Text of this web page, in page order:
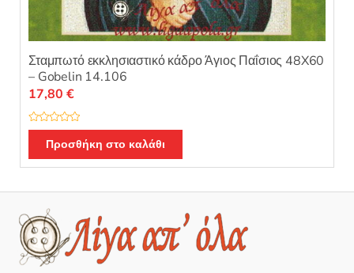
Σταμπωτό εκκλησιαστικό κάδρο Άγιος Παΐσιος 48X60
– Gobelin 14.106
Β
μ
ο
θ
η
κ
ε
μ
17,80 €
Προσθήκη στο καλάθι